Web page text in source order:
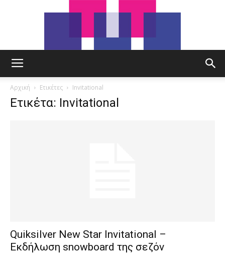
Αρχική Ετικέτες Invitational
Ετικέτα: Invitational
Quiksilver New Star Invitational –
Εκδήλωση snowboard της σεζόν